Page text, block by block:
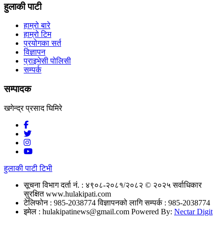
हुलाकी पाटी
हाम्रो बारे
हाम्रो टिम
प्रयोगका सर्त
विज्ञापन
प्राइभेसी पोलिसी
सम्पर्क
सम्पादक
खगेन्द्र प्रसाद घिमिरे
हुलाकी पाटी टिभी
सूचना विभाग दर्ता नं. : ४९०८-२०८१/२०८२ © २०२५ सर्वाधिकार
सुरक्षित www.hulakipati.com
टेलिफोन : 985-2038774विज्ञापनको लागि सम्पर्क : 985-2038774
इमेल : hulakipatinews@gmail.com Powered By: Nectar Digit